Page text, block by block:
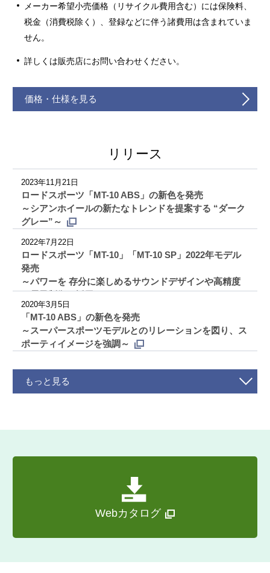
メーカー希望小売価格（リサイクル費用含む）には保険料、
税金（消費税除く）、登録などに伴う諸費用は含まれていま
せん。
詳しくは販売店にお問い合わせください。
価格・仕様を見る
リリース
2023年11月21日
ロードスポーツ「MT-10 ABS」の新色を発売
～シアンホイールの新たなトレンドを提案する “ダーク
グレー”～
2022年7月22日
ロードスポーツ「MT-10」「MT-10 SP」2022年モデル
発売
～パワーを 存分に楽しめるサウンドデザインや高精度
の電子制御を採用～
2020年3月5日
「MT-10 ABS」の新色を発売
～スーパースポーツモデルとのリレーションを図り、ス
ポーティイメージを強調～
もっと見る
Webカタログ